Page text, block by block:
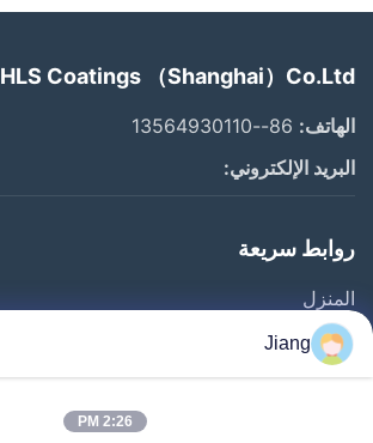
HLS Coatings （Shanghai）Co.Ltd
الهاتف:
البريد الإلكتروني:
روابط سريعة
المنزل
المنتجات
فيديوهات
Jiang
2:26 PM